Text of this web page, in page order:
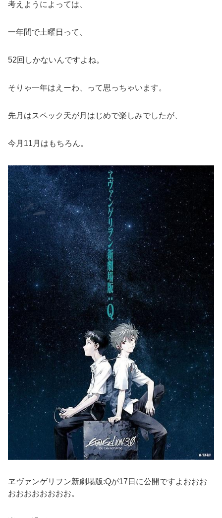
考えようによっては、
一年間で土曜日って、
52回しかないんですよね。
そりゃ一年はえーわ、って思っちゃいます。
先月はスペック天が月はじめで楽しみでしたが、
今月11月はもちろん。
ヱヴァンゲリヲン新劇場版:Qが17日に公開ですよおおお
おおおおおおおお。